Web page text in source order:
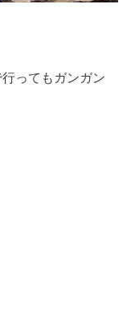
ってもガンガン